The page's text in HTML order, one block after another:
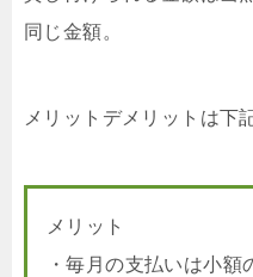
同じ金額。
メリットデメリットは下
メリット
・毎月の支払いは小額